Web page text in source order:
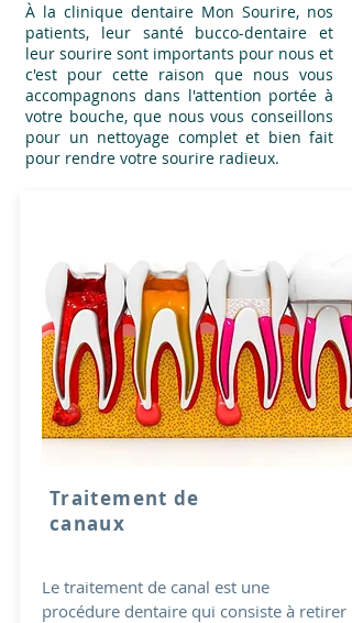
À la clinique dentaire Mon Sourire, nos
patients, leur santé bucco-dentaire et
leur sourire sont importants pour nous et
c'est pour cette raison que nous vous
accompagnons dans l'attention portée à
votre bouche, que nous vous conseillons
pour un nettoyage complet et bien fait
pour rendre votre sourire radieux.
Traitement de
canaux
Le traitement de canal est une
procédure dentaire qui consiste à retirer